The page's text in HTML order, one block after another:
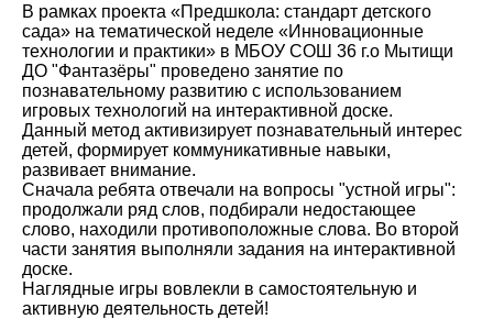
В рамках проекта «Предшкола: стандарт детского
сада» на тематической неделе «Инновационные
технологии и практики» в МБОУ СОШ 36 г.о Мытищи
ДО "Фантазёры" проведено занятие по
познавательному развитию с использованием
игровых технологий на интерактивной доске.
Данный метод активизирует познавательный интерес
детей, формирует коммуникативные навыки,
развивает внимание.
Сначала ребята отвечали на вопросы "устной игры":
продолжали ряд слов, подбирали недостающее
слово, находили противоположные слова. Во второй
части занятия выполняли задания на интерактивной
доске.
Наглядные игры вовлекли в самостоятельную и
активную деятельность детей!